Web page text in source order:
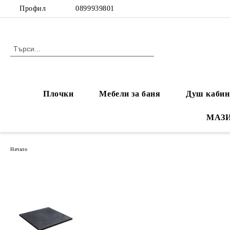
Профил 0899939801
Плочки Мебели за баня Душ
Начало